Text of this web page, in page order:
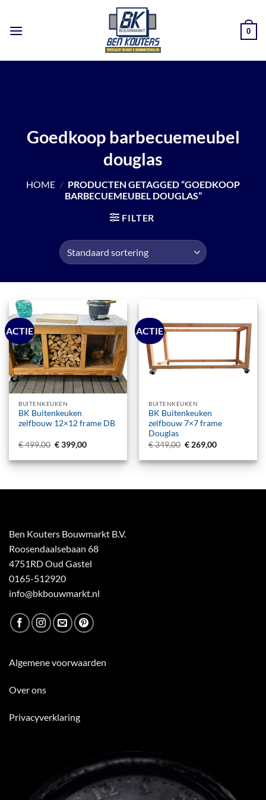
inhoud
0
Goedkoop barbecuemeubel
douglas
HOME / PRODUCTEN GETAGGED “GOEDKOOP
BARBECUEMEUBEL DOUGLAS”
FILTER
ACTIE
BUITENKEUKEN
BK Buitenkeuken
zelfbouw 12×12 frame DB
€499,00 Oorspronkelijke
was:
€ 499,00.
€399,00Huidige
is:
€ 399,00.
ACTIE
BUITENKEUKEN
BK Buitenkeuken
zelfbouw 7×7 frame
Douglas
€349,00 Oorspronkelijke
was:
€ 349,00.
€ 269,00Huidige
is:
€ 269,00.
Ben Kouters Bouwmarkt B.V.
Roosendaalsebaan 68
4751RD Oud Gastel
0165-512920
info@bkbouwmarkt.nl
Algemene voorwaarden
Over ons
Privacyverklaring